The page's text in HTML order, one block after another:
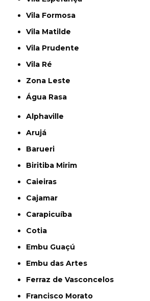
Vila Formosa
Vila Matilde
Vila Prudente
Vila Ré
Zona Leste
Água Rasa
Alphaville
Arujá
Barueri
Biritiba Mirim
Caieiras
Cajamar
Carapicuíba
Cotia
Embu Guaçú
Embu das Artes
Ferraz de Vasconcelos
Francisco Morato